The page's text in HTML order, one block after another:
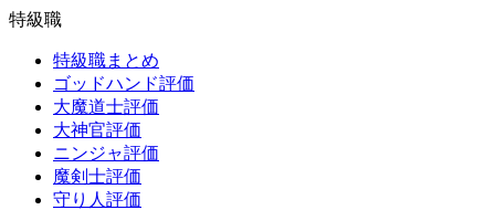
特級職
特級職まとめ
ゴッドハンド評価
大魔道士評価
大神官評価
ニンジャ評価
魔剣士評価
守り人評価